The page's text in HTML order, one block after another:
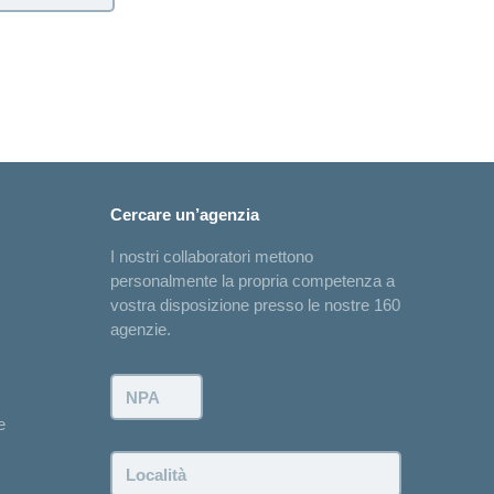
Cercare un’agenzia
I nostri collaboratori mettono
personalmente la propria competenza a
vostra disposizione presso le nostre 160
agenzie.
NPA:
Località: